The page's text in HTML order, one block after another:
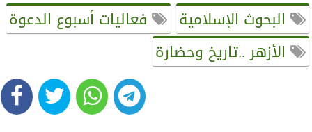
البحوث الإسلامية
فعاليات أسبوع الدعوة
الأزهر ..تاريخ وحضارة